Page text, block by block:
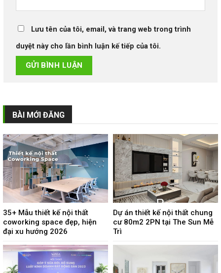
Lưu tên của tôi, email, và trang web trong trình
duyệt này cho lần bình luận kế tiếp của tôi.
BÀI MỚI ĐĂNG
35+ Mẫu thiết kế nội thất
coworking space đẹp, hiện
đại xu hướng 2026
Dự án thiết kế nội thất chung
cư 80m2 2PN tại The Sun Mễ
Trì